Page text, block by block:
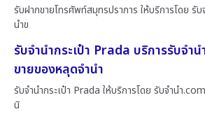
รับฝากขายโทรศัพท์สมุทรปราการ ให้บริการโดย รั
นำข
รับจำนำกระเป๋า Prada บริการรับจำ
ขายของหลุดจำนำ
รับจำนำกระเป๋า Prada ให้บริการโดย รับจํานํา
นิ